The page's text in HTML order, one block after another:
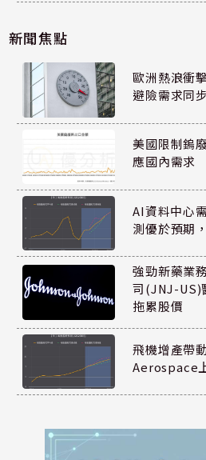
新聞焦點
歐洲熱浪衝
避險需求同
美國限制鎢
應國內需求
AI資料中心
測優於預期
強勁新藥業
司(JNJ-US)
拖累股價
飛機增產帶
Aerospace